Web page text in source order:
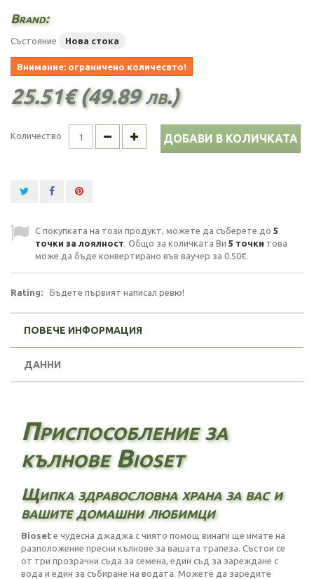
Brand:
Състояние Нова стока
Внимание: ограничено количесвто!
25.51€ (49.89 лв.)
Количество ДОБАВИ В КОЛИЧКАТА
С покупката на този продукт, можете да съберете до 5
точки за лоялност. Общо за количката Ви 5 точки това
може да бъде конвертирано във ваучер за 0.50€.
Rating: Бъдете първият написал ревю!
ПОВЕЧЕ ИНФОРМАЦИЯ
ДАННИ
Приспособление за
кълнове Bioset
Щипка здравословна храна за вас и
вашите домашни любимци
Bioset е чудесна джаджа с чиято помощ винаги ще имате на
разположение пресни кълнове за вашата трапеза. Състои се
от три прозрачни съда за семена, един съд за зареждане с
вода и един за събиране на водата. Можете да заредите